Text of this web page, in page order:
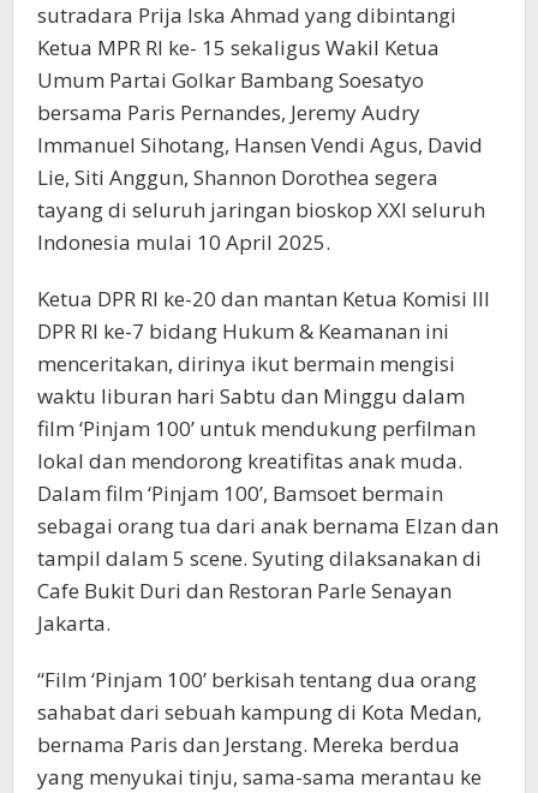
sutradara Prija Iska Ahmad yang dibintangi
Ketua MPR RI ke- 15 sekaligus Wakil Ketua
Umum Partai Golkar Bambang Soesatyo
bersama Paris Pernandes, Jeremy Audry
Immanuel Sihotang, Hansen Vendi Agus, David
Lie, Siti Anggun, Shannon Dorothea segera
tayang di seluruh jaringan bioskop XXI seluruh
Indonesia mulai 10 April 2025.
Ketua DPR RI ke-20 dan mantan Ketua Komisi III
DPR RI ke-7 bidang Hukum & Keamanan ini
menceritakan, dirinya ikut bermain mengisi
waktu liburan hari Sabtu dan Minggu dalam
film ‘Pinjam 100’ untuk mendukung perfilman
lokal dan mendorong kreatifitas anak muda.
Dalam film ‘Pinjam 100’, Bamsoet bermain
sebagai orang tua dari anak bernama Elzan dan
tampil dalam 5 scene. Syuting dilaksanakan di
Cafe Bukit Duri dan Restoran Parle Senayan
Jakarta.
“Film ‘Pinjam 100’ berkisah tentang dua orang
sahabat dari sebuah kampung di Kota Medan,
bernama Paris dan Jerstang. Mereka berdua
yang menyukai tinju, sama-sama merantau ke